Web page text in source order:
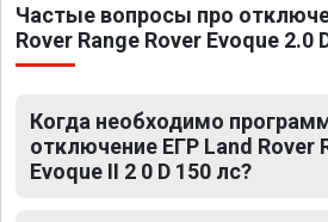
Частые вопросы про
Rover Range Rover Evoque 2.0
Когда необходимо
отключение ЕГР Land Rover
Evoque II 2 0 D 150 лс?